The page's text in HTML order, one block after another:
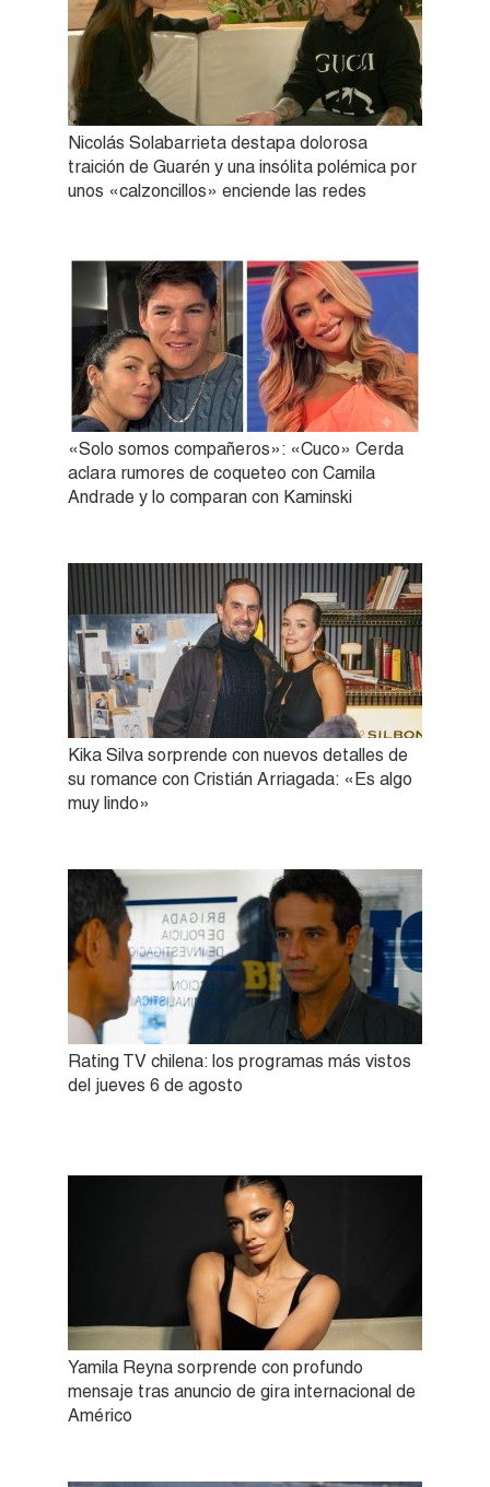
Nicolás Solabarrieta destapa dolorosa
traición de Guarén y una insólita polémica por
unos «calzoncillos» enciende las redes
«Solo somos compañeros»: «Cuco» Cerda
aclara rumores de coqueteo con Camila
Andrade y lo comparan con Kaminski
Kika Silva sorprende con nuevos detalles de
su romance con Cristián Arriagada: «Es algo
muy lindo»
Rating TV chilena: los programas más vistos
del jueves 6 de agosto
Yamila Reyna sorprende con profundo
mensaje tras anuncio de gira internacional de
Américo